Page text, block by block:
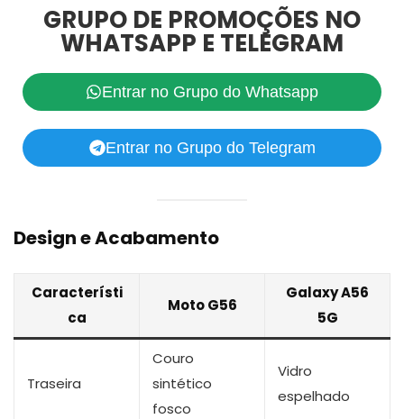
GRUPO DE PROMOÇÕES NO
WHATSAPP E TELEGRAM
Entrar no Grupo do Whatsapp
Entrar no Grupo do Telegram
Design e Acabamento
Característi
ca
Moto G56
Galaxy A56
5G
Traseira
Couro
sintético
fosco
Vidro
espelhado